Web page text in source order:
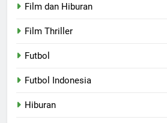
Film dan Hiburan
Film Thriller
Futbol
Futbol Indonesia
Hiburan